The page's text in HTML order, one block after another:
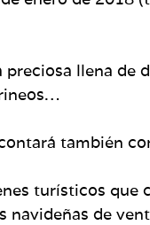
preciosa llena de
también
turísticos que
navideñas de